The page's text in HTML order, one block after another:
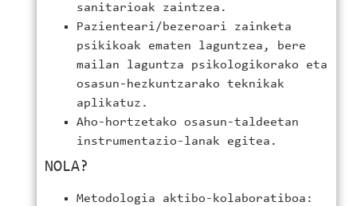
sanitarioak zaintzea.
Pazienteari/bezeroari zainketa
psikikoak ematen laguntzea, bere
mailan laguntza psikologikorako eta
osasun-hezkuntzarako teknikak
aplikatuz.
Aho-hortzetako osasun-taldeetan
instrumentazio-lanak egitea.
NOLA?
Metodologia aktibo-kolaboratiboa: